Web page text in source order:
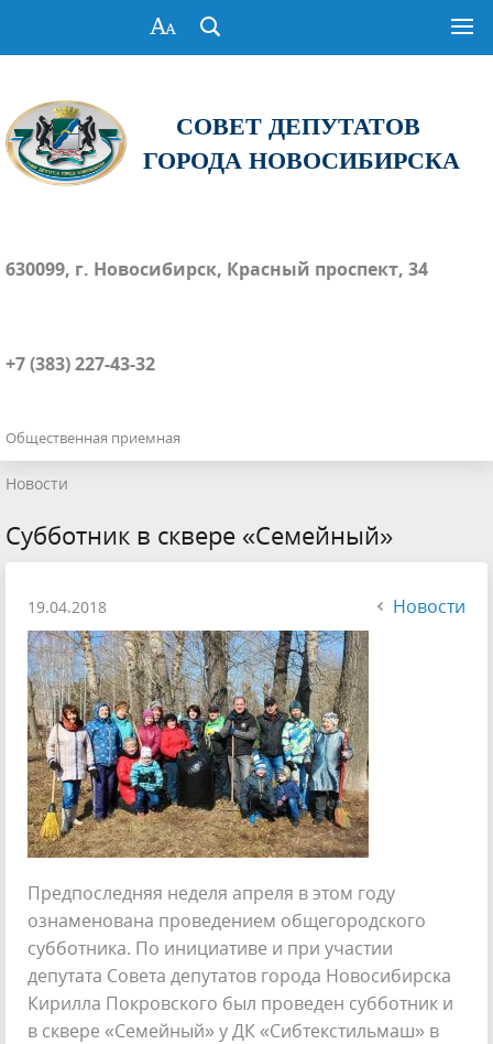
СОВЕТ ДЕПУТАТОВ
ГОРОДА НОВОСИБИРСКА
630099, г. Новосибирск, Красный проспект, 34
+7 (383) 227-43-32
Общественная приемная
Новости
Субботник в сквере «Семейный»
19.04.2018 Новости
Предпоследняя неделя апреля в этом году
ознаменована проведением общегородского
субботника. По инициативе и при участии
депутата Совета депутатов города Новосибирска
Кирилла Покровского был проведен субботник и
в сквере «Семейный» у ДК «Сибтекстильмаш» в